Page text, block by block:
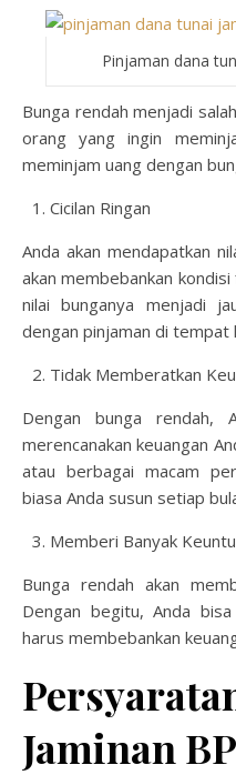
Pinjaman dana
Bunga rendah menjadi
orang yang ingin
meminjam uang dengan
Cicilan Ringan
Anda akan mendapatkan
akan membebankan kondisi
nilai bunganya menjadi
dengan pinjaman di tempat
Tidak Memberatkan
Dengan bunga rendah,
merencanakan keuangan
atau berbagai macam
biasa Anda susun setiap
Memberi Banyak
Bunga rendah akan
Dengan begitu, Anda
harus membebankan
Jaminan